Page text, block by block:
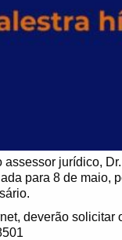
assessor jurídico,
para 8 de maio,
deverão